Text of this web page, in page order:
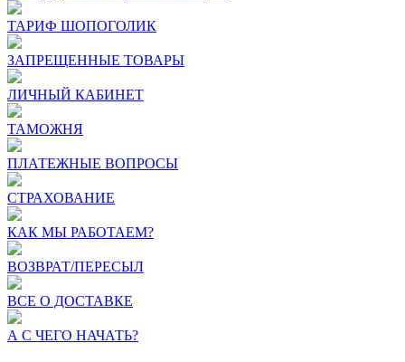
ТАРИФ ШОПОГОЛИК
ЗАПРЕЩЕННЫЕ ТОВАРЫ
ЛИЧНЫЙ КАБИНЕТ
ТАМОЖНЯ
ПЛАТЕЖНЫЕ ВОПРОСЫ
СТРАХОВАНИЕ
КАК МЫ РАБОТАЕМ?
ВОЗВРАТ/ПЕРЕСЫЛ
ВСЕ О ДОСТАВКЕ
А С ЧЕГО НАЧАТЬ?